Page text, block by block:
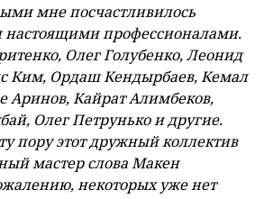
мне посчастливилось
настоящими профессионалами.
Олег Голубенко, Леонид
Ким, Ордаш Кендырбаев, Кемал
Аринов, Кайрат Алимбеков,
Олег Петрунько и другие.
пору этот дружный коллектив
мастер слова Макен
некоторых уже нет